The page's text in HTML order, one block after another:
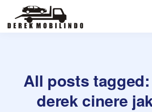
All posts
derek cinere